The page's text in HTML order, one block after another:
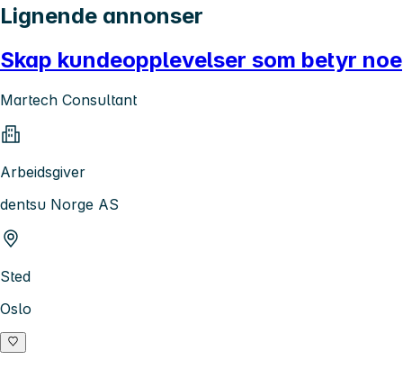
Lignende annonser
Skap kundeopplevelser som betyr noe
Martech Consultant
Arbeidsgiver
dentsu Norge AS
Sted
Oslo